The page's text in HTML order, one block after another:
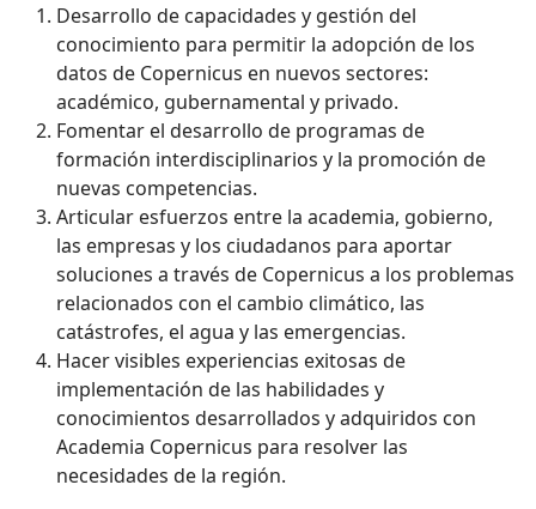
Desarrollo de capacidades y gestión del
conocimiento para permitir la adopción de los
datos de Copernicus en nuevos sectores:
académico, gubernamental y privado.
Fomentar el desarrollo de programas de
formación interdisciplinarios y la promoción de
nuevas competencias.
Articular esfuerzos entre la academia, gobierno,
las empresas y los ciudadanos para aportar
soluciones a través de Copernicus a los problemas
relacionados con el cambio climático, las
catástrofes, el agua y las emergencias.
Hacer visibles experiencias exitosas de
implementación de las habilidades y
conocimientos desarrollados y adquiridos con
Academia Copernicus para resolver las
necesidades de la región.